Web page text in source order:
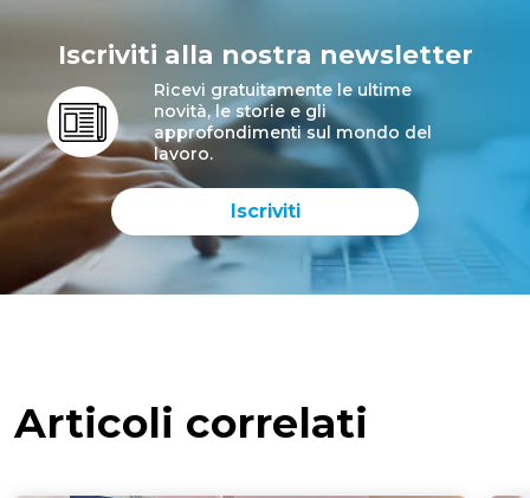
Iscriviti alla nostra newsletter
Ricevi gratuitamente le ultime
novità, le storie e gli
approfondimenti sul mondo del
lavoro.
Iscriviti
Articoli correlati